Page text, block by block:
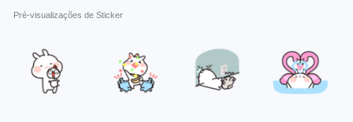
Pré-visualizações de Sticker